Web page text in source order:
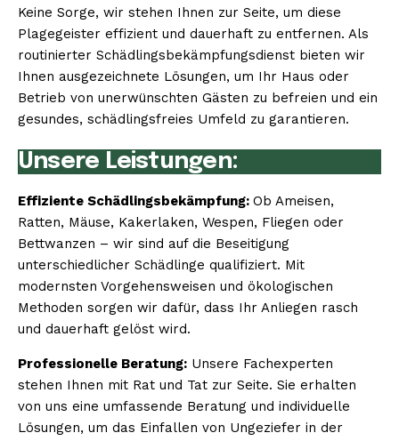
Keine Sorge, wir stehen Ihnen zur Seite, um diese
Plagegeister effizient und dauerhaft zu entfernen. Als
routinierter Schädlingsbekämpfungsdienst bieten wir
Ihnen ausgezeichnete Lösungen, um Ihr Haus oder
Betrieb von unerwünschten Gästen zu befreien und ein
gesundes, schädlingsfreies Umfeld zu garantieren.
Unsere Leistungen:
Effiziente Schädlingsbekämpfung: Ob Ameisen,
Ratten, Mäuse, Kakerlaken, Wespen, Fliegen oder
Bettwanzen – wir sind auf die Beseitigung
unterschiedlicher Schädlinge qualifiziert. Mit
modernsten Vorgehensweisen und ökologischen
Methoden sorgen wir dafür, dass Ihr Anliegen rasch
und dauerhaft gelöst wird.
Professionelle Beratung: Unsere Fachexperten
stehen Ihnen mit Rat und Tat zur Seite. Sie erhalten
von uns eine umfassende Beratung und individuelle
Lösungen, um das Einfallen von Ungeziefer in der